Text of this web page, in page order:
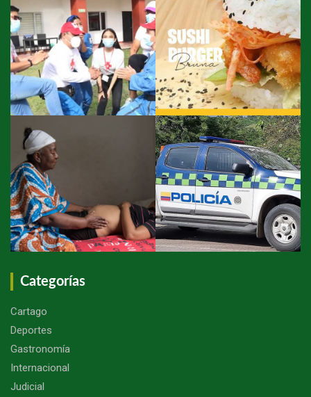
Categorías
Cartago
Deportes
Gastronomía
Internacional
Judicial